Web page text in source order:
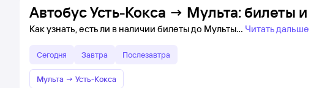
Автобус Усть-Кокса → Мульта: билеты
Как узнать, есть ли в наличии билеты до Мульты Читать дальше
Сегодня Завтра Послезавтра
Мульта → Усть-Кокса